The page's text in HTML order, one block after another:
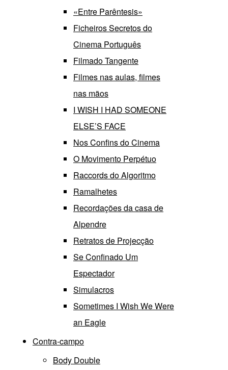
«Entre Parêntesis»
Ficheiros Secretos do
Cinema Português
Filmado Tangente
Filmes nas aulas, filmes
nas mãos
I WISH I HAD SOMEONE
ELSE’S FACE
Nos Confins do Cinema
O Movimento Perpétuo
Raccords do Algoritmo
Ramalhetes
Recordações da casa de
Alpendre
Retratos de Projecção
Se Confinado Um
Espectador
Simulacros
Sometimes I Wish We Were
an Eagle
Contra-campo
Body Double